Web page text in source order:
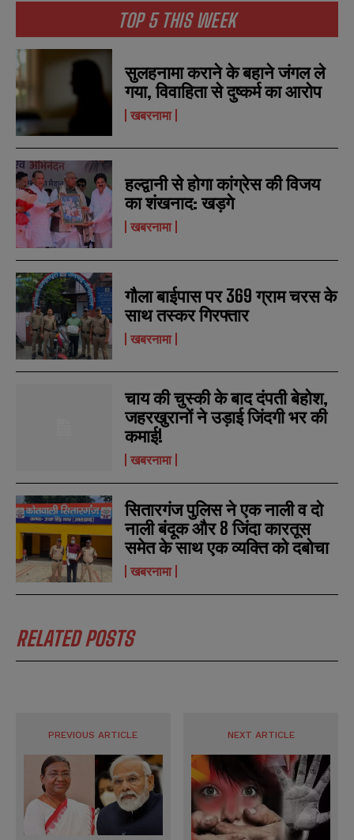
N
a
m
*
E
m
a
i
l
*
N
u
m
b
e
SUBMIT
N
a
m
*
E
m
a
i
l
*
N
u
m
b
e
SUBMIT
TOP 5 THIS WEEK
सुलहनामा कराने के बहाने जंगल ले
गया, विवाहिता से दुष्कर्म का आरोप
खबरनामा
हल्द्वानी से होगा कांग्रेस की विजय
का शंखनाद: खड़गे
खबरनामा
गौला बाईपास पर 369 ग्राम चरस के
साथ तस्कर गिरफ्तार
खबरनामा
चाय की चुस्की के बाद दंपती बेहोश,
जहरखुरानों ने उड़ाई जिंदगी भर की
कमाई!
खबरनामा
सितारगंज पुलिस ने एक नाली व दो
नाली बंदूक और 8 जिंदा कारतूस
समेत के साथ एक व्यक्ति को दबोचा
खबरनामा
RELATED POSTS
PREVIOUS ARTICLE NEXT ARTICLE